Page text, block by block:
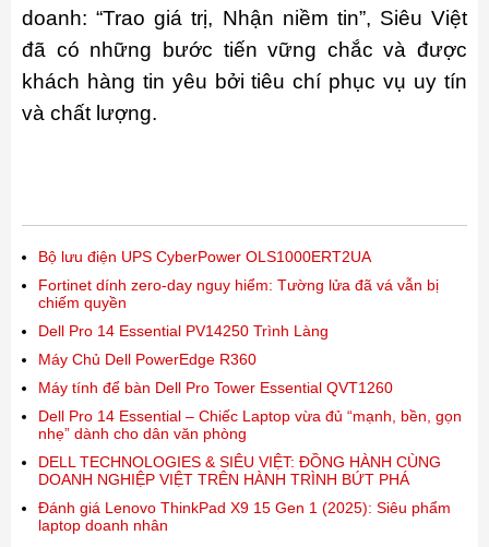
doanh: “Trao giá trị, Nhận niềm tin”, Siêu Việt
đã có những bước tiến vững chắc và được
khách hàng tin yêu bởi tiêu chí phục vụ uy tín
và chất lượng.
Bộ lưu điện UPS CyberPower OLS1000ERT2UA
Fortinet dính zero-day nguy hiểm: Tường lửa đã vá vẫn bị
chiếm quyền
Dell Pro 14 Essential PV14250 Trình Làng
Máy Chủ Dell PowerEdge R360
Máy tính để bàn Dell Pro Tower Essential QVT1260
Dell Pro 14 Essential – Chiếc Laptop vừa đủ “mạnh, bền, gọn
nhẹ” dành cho dân văn phòng
DELL TECHNOLOGIES & SIÊU VIỆT: ĐỒNG HÀNH CÙNG
DOANH NGHIỆP VIỆT TRÊN HÀNH TRÌNH BỨT PHÁ
Đánh giá Lenovo ThinkPad X9 15 Gen 1 (2025): Siêu phẩm
laptop doanh nhân